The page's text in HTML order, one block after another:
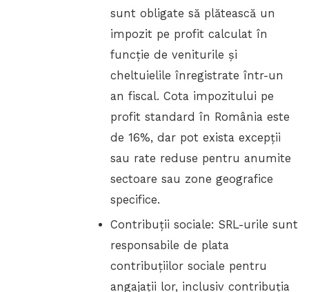
sunt obligate să plătească un
impozit pe profit calculat în
funcție de veniturile și
cheltuielile înregistrate într-un
an fiscal. Cota impozitului pe
profit standard în România este
de 16%, dar pot exista excepții
sau rate reduse pentru anumite
sectoare sau zone geografice
specifice.
Contribuții sociale: SRL-urile sunt
responsabile de plata
contribuțiilor sociale pentru
angajații lor, inclusiv contribuția